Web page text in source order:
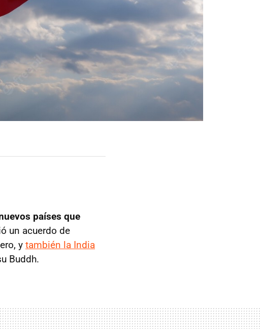
países que
un acuerdo de
y también la India
Buddh.